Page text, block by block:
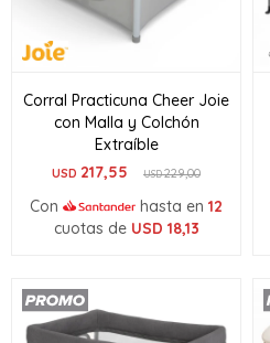
Corral Practicuna Cheer Joie
con Malla y Colchón
Extraíble
USD 217,55 USD229,00
Con hasta en 12
cuotas de USD 18,13